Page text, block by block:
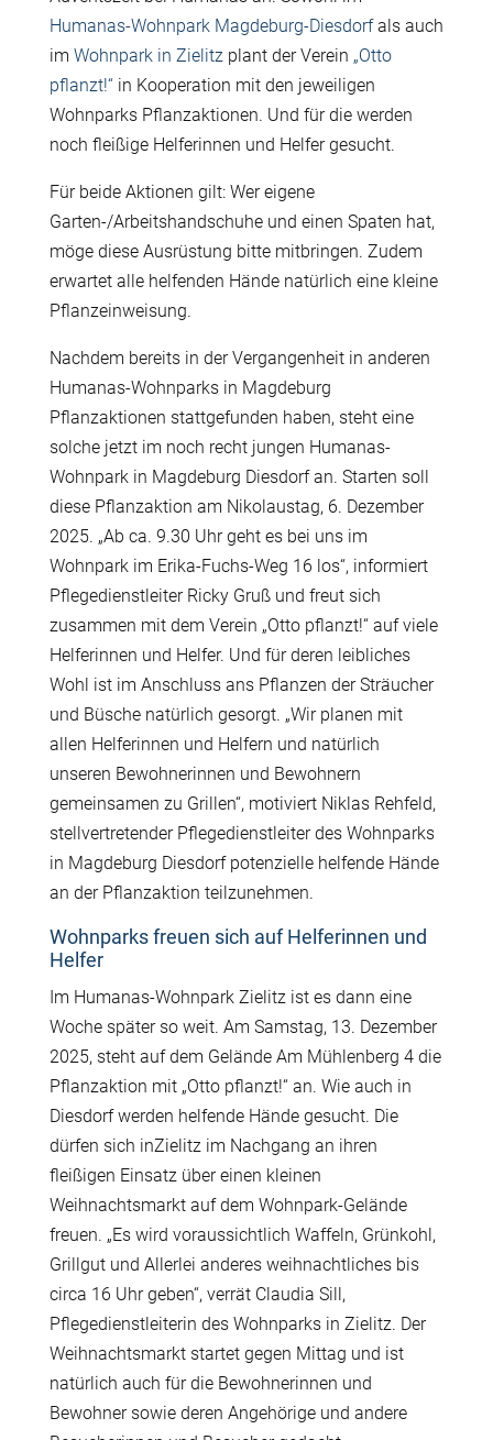
Humanas-Wohnpark Magdeburg-Diesdorfals auch
im Wohnpark in Zielitzplant der Verein „Otto
pflanzt!“in Kooperation mit den jeweiligen
Wohnparks Pflanzaktionen. Und für die werden
noch fleißige Helferinnen und Helfer gesucht.
Für beide Aktionen gilt: Wer eigene
Garten-/Arbeitshandschuhe und einen Spaten hat,
möge diese Ausrüstung bitte mitbringen. Zudem
erwartet alle helfenden Hände natürlich eine kleine
Pflanzeinweisung.
Nachdem bereits in der Vergangenheit in anderen
Humanas-Wohnparks in Magdeburg
Pflanzaktionen stattgefunden haben, steht eine
solche jetzt im noch recht jungen Humanas-
Wohnpark in Magdeburg Diesdorf an. Starten soll
diese Pflanzaktion am Nikolaustag, 6. Dezember
2025. „Ab ca. 9.30 Uhr geht es bei uns im
Wohnpark im Erika-Fuchs-Weg 16 los“, informiert
Pflegedienstleiter Ricky Gruß und freut sich
zusammen mit dem Verein „Otto pflanzt!“ auf viele
Helferinnen und Helfer. Und für deren leibliches
Wohl ist im Anschluss ans Pflanzen der Sträucher
und Büsche natürlich gesorgt. „Wir planen mit
allen Helferinnen und Helfern und natürlich
unseren Bewohnerinnen und Bewohnern
gemeinsamen zu Grillen“, motiviert Niklas Rehfeld,
stellvertretender Pflegedienstleiter des Wohnparks
in Magdeburg Diesdorf potenzielle helfende Hände
an der Pflanzaktion teilzunehmen.
Wohnparks freuen sich auf Helferinnen und
Helfer
Im Humanas-Wohnpark Zielitz ist es dann eine
Woche später so weit. Am Samstag, 13. Dezember
2025, steht auf dem Gelände Am Mühlenberg 4 die
Pflanzaktion mit „Otto pflanzt!“ an. Wie auch in
Diesdorf werden helfende Hände gesucht. Die
dürfen sich inZielitz im Nachgang an ihren
fleißigen Einsatz über einen kleinen
Weihnachtsmarkt auf dem Wohnpark-Gelände
freuen. „Es wird voraussichtlich Waffeln, Grünkohl,
Grillgut und Allerlei anderes weihnachtliches bis
circa 16 Uhr geben“, verrät Claudia Sill,
Pflegedienstleiterin des Wohnparks in Zielitz. Der
Weihnachtsmarkt startet gegen Mittag und ist
natürlich auch für die Bewohnerinnen und
Bewohner sowie deren Angehörige und andere